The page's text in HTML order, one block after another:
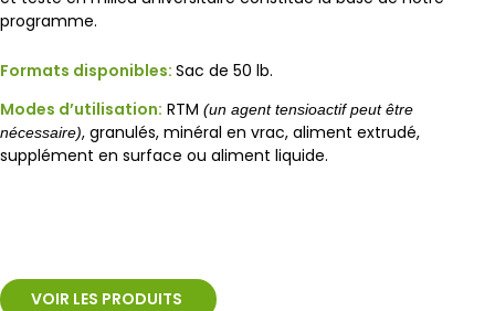
programme.
Formats disponibles: Sac de 50 lb.
Modes d’utilisation: RTM (un agent tensioactif peut être
nécessaire), granulés, minéral en vrac, aliment extrudé,
supplément en surface ou aliment liquide.
VOIR LES PRODUITS